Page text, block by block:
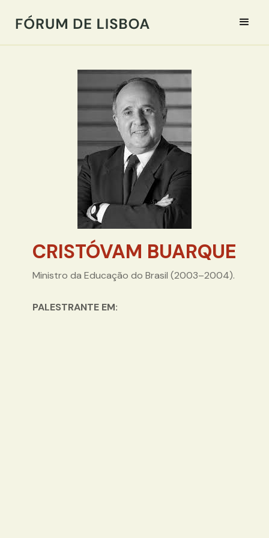
CRISTÓVAM BUARQUE
Ministro da Educação do Brasil (2003–2004).
PALESTRANTE EM: